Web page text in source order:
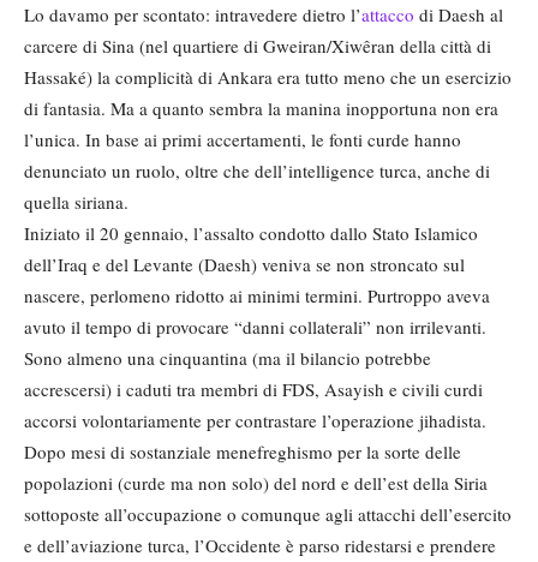
Lo davamo per scontato: intravedere dietro l’attacco di Daesh al
carcere di Sina (nel quartiere di Gweiran/Xiwêran della città di
Hassaké) la complicità di Ankara era tutto meno che un esercizio
di fantasia. Ma a quanto sembra la manina inopportuna non era
l’unica. In base ai primi accertamenti, le fonti curde hanno
denunciato un ruolo, oltre che dell’intelligence turca, anche di
quella siriana.
Iniziato il 20 gennaio, l’assalto condotto dallo Stato Islamico
dell’Iraq e del Levante (Daesh) veniva se non stroncato sul
nascere, perlomeno ridotto ai minimi termini. Purtroppo aveva
avuto il tempo di provocare “danni collaterali” non irrilevanti.
Sono almeno una cinquantina (ma il bilancio potrebbe
accrescersi) i caduti tra membri di FDS, Asayish e civili curdi
accorsi volontariamente per contrastare l’operazione jihadista.
Dopo mesi di sostanziale menefreghismo per la sorte delle
popolazioni (curde ma non solo) del nord e dell’est della Siria
sottoposte all’occupazione o comunque agli attacchi dell’esercito
e dell’aviazione turca, l’Occidente è parso ridestarsi e prendere